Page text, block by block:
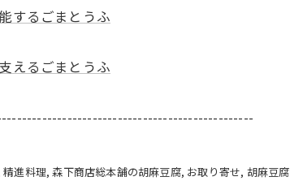
するごまとうふ
えるごまとうふ
精進料理 森下商店総本舗の胡麻豆腐 お取り寄せ 胡麻豆腐